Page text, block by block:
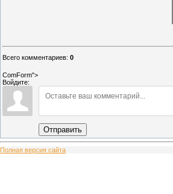
Всего комментариев: 0
ComForm">
Войдите:
Отправить
Полная версия сайта